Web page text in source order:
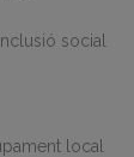
social
local